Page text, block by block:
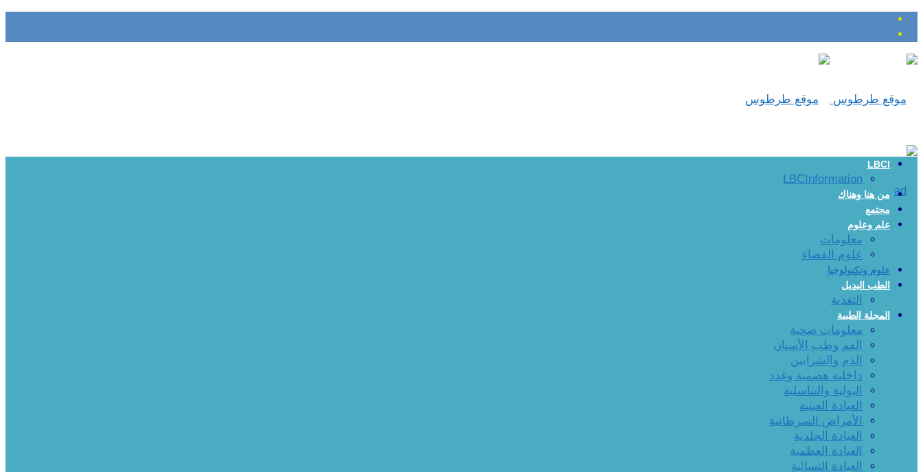
LBCI
LBCInformation
من هنا وهناك
مجتمع
علم وعلوم
معلومات
علوم الفضاء
علوم وتكنولوجيا
الطب البديل
التغذية
المجلة الطبية
معلومات صحية
الفم وطب الأسنان
الدم والشرايين
داخلية هضمية وغدد
البولية والتناسلية
العيادة العينية
الأمراض السرطانية
العيادة الجلدية
العيادة العظمية
العيادة النسائية